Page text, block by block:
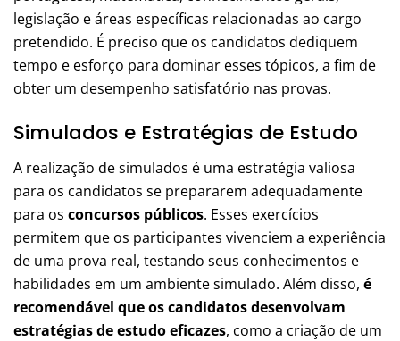
legislação e áreas específicas relacionadas ao cargo
pretendido. É preciso que os candidatos dediquem
tempo e esforço para dominar esses tópicos, a fim de
obter um desempenho satisfatório nas provas.
Simulados e Estratégias de Estudo
A realização de simulados é uma estratégia valiosa
para os candidatos se prepararem adequadamente
para os concursos públicos. Esses exercícios
permitem que os participantes vivenciem a experiência
de uma prova real, testando seus conhecimentos e
habilidades em um ambiente simulado. Além disso, é
recomendável que os candidatos desenvolvam
estratégias de estudo eficazes, como a criação de um